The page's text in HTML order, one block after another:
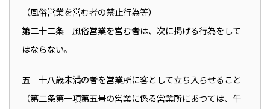
（風俗営業を営む者の禁止行為等）
第二十二条 風俗営業を営む者は、次に掲げる行為をして
はならない。
五 十八歳未満の者を営業所に客として立ち入らせること
（第二条第一項第五号の営業に係る営業所にあつては、午